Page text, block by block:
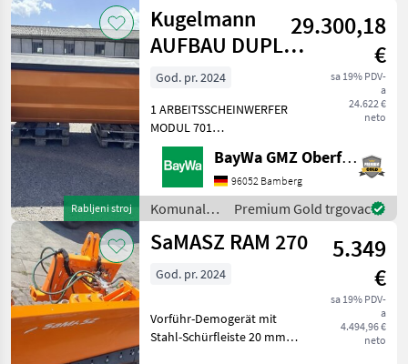
Marketplace
Ponude
trgovaca oglasi
Rabljeni stroj
Kugelmann
AUFBAU DUPLEX
3,2 M³
29.300,18
€
sa 19% PDV-
a
24.622 €
neto
God. pr. 2024
1 ARBEITSSCHEINWERFER
MODUL 701
AUFSTIEGSLEITER A
DUPLEX VA1 ELEKTRISCHE
STREUBILDVERSTELLUNG
(ESB)1 ELEKTRISCHE
STREUKONTROLLE (ESK)1
ERSTMONTAGE AM
FAHRZEUG1 KUPPL
BayWa GMZ Oberfranken
96052 Bamberg
Komunalna
oprema i
vozila /
Premium Gold trgovac
SaMASZ RAM 270
5.349
€
sa 19% PDV-
a
4.494,96 €
neto
God. pr. 2024
Vorführ-Demogerät mit
Stahl-Schürfleiste 20 mm